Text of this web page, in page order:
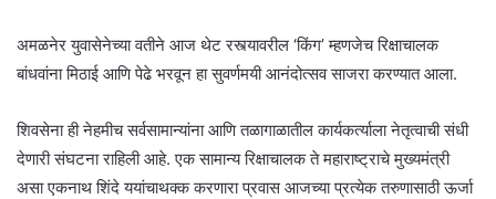
अमळनेर युवासेनेच्या वतीने आज थेट रस्त्यावरील ‘किंग’ म्हणजेच रिक्षाचालक
बांधवांना मिठाई आणि पेढे भरवून हा सुवर्णमयी आनंदोत्सव साजरा करण्यात आला.
शिवसेना ही नेहमीच सर्वसामान्यांना आणि तळागाळातील कार्यकर्त्याला नेतृत्वाची संधी
देणारी संघटना राहिली आहे. एक सामान्य रिक्षाचालक ते महाराष्ट्राचे मुख्यमंत्री
असा एकनाथ शिंदे ययांचाथक्क करणारा प्रवास आजच्या प्रत्येक तरुणासाठी ऊर्जा